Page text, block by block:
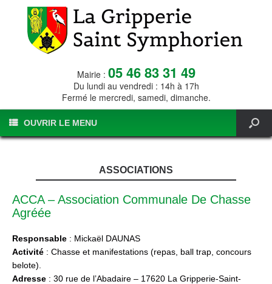
Mairie : 05 46 83 31 49
Du lundi au vendredi : 14h à 17h
Fermé le mercredi, samedi, dimanche.
OUVRIR LE MENU
ASSOCIATIONS
ACCA – Association Communale De Chasse
Agréée
Responsable : Mickaël DAUNAS
Activité : Chasse et manifestations (repas, ball trap, concours
belote).
Adresse : 30 rue de l’Abadaire – 17620 La Gripperie-Saint-